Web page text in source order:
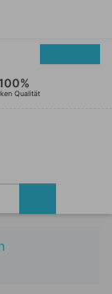
Qualität